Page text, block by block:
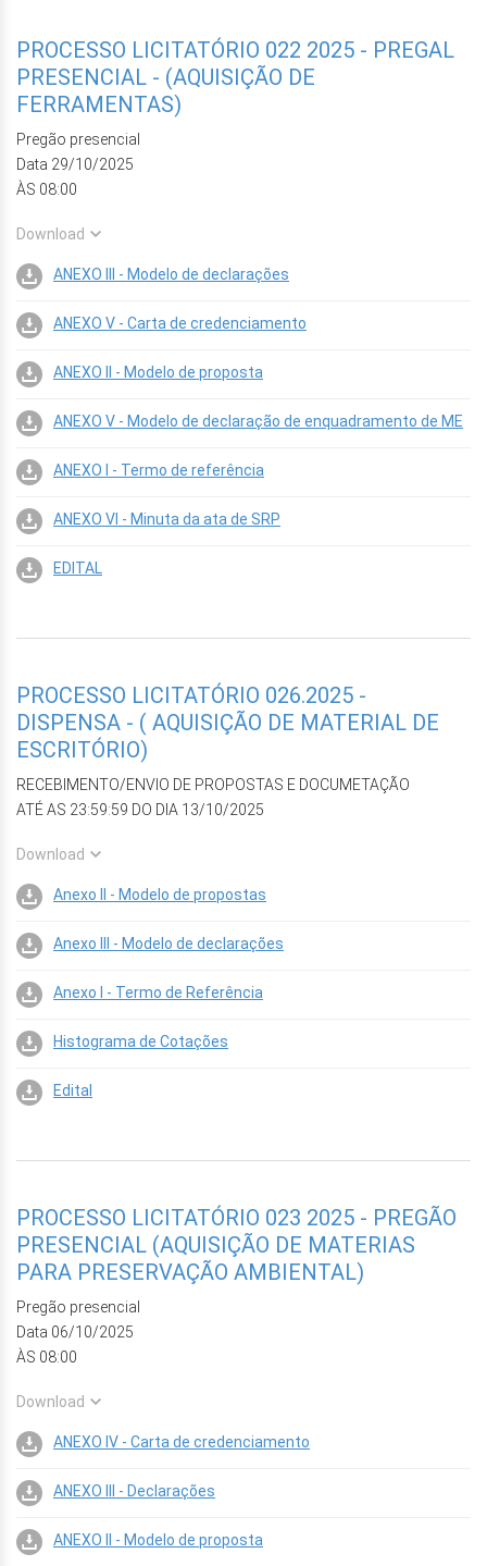
PROCESSO LICITATÓRIO 022 2025 - PREGAL
PRESENCIAL - (AQUISIÇÃO DE
FERRAMENTAS)
Pregão presencial
Data 29/10/2025
ÀS 08:00
Download
ANEXO III - Modelo de declarações
ANEXO V - Carta de credenciamento
ANEXO II - Modelo de proposta
ANEXO V - Modelo de declaração de enquadramento de ME
ANEXO I - Termo de referência
ANEXO VI - Minuta da ata de SRP
EDITAL
PROCESSO LICITATÓRIO 026.2025 -
DISPENSA - ( AQUISIÇÃO DE MATERIAL DE
ESCRITÓRIO)
RECEBIMENTO/ENVIO DE PROPOSTAS E DOCUMETAÇÃO
ATÉ AS 23:59:59 DO DIA 13/10/2025
Download
Anexo II - Modelo de propostas
Anexo III - Modelo de declarações
Anexo I - Termo de Referência
Histograma de Cotações
Edital
PROCESSO LICITATÓRIO 023 2025 - PREGÃO
PRESENCIAL (AQUISIÇÃO DE MATERIAS
PARA PRESERVAÇÃO AMBIENTAL)
Pregão presencial
Data 06/10/2025
ÀS 08:00
Download
ANEXO IV - Carta de credenciamento
ANEXO III - Declarações
ANEXO II - Modelo de proposta